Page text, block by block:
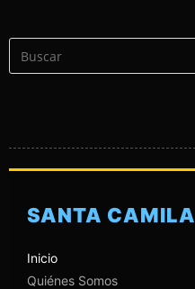
SANTA CAMILA
Inicio
Quiénes Somos